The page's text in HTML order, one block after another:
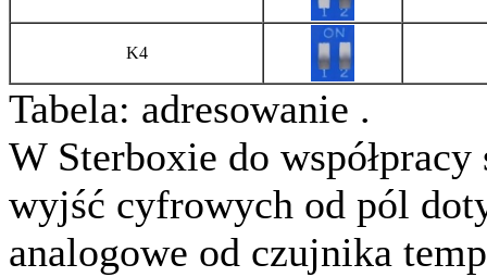
K4
Tabela: adresowanie .
W Sterboxie do
wyjść cyfrowych od pól
analogowe od czujnika